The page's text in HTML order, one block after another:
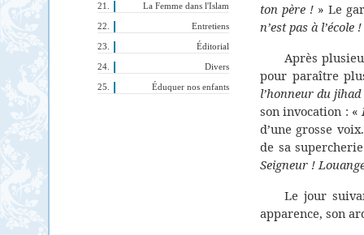
La Femme dans l'Islam
Entretiens
Éditorial
Divers
Éduquer nos enfants
ton père ! » Le
n’est pas à l’école !
Après
pour paraître
l’honneur du
son invocation : «
d’une grosse
de sa
Seigneur !
Le jour
apparence, son